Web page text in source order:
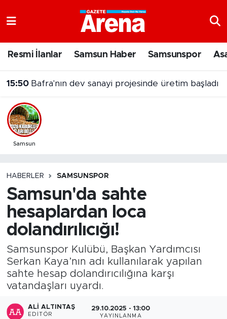
Resmi İlanlar Samsun Haber Samsunspor
15:50 Bafra'nın dev sanayi projesinde üretim başladı
Samsun
HABERLER SAMSUNSPOR
Samsun'da sahte
hesaplardan loca
dolandırılıcığı!
Samsunspor Kulübü, Başkan Yardımcısı
Serkan Kaya’nın adı kullanılarak yapılan
sahte hesap dolandırıcılığına karşı
vatandaşları uyardı.
ALI ALTINTAŞ
EDITÖR
29.10.2025 - 13:00
YAYINLANMA
Samsun Namaz Vakitleri
Trafik Durumu
Süper Lig Puan Durumu ve Fikstür
Son Dakika Haberleri
Haber Arşivi